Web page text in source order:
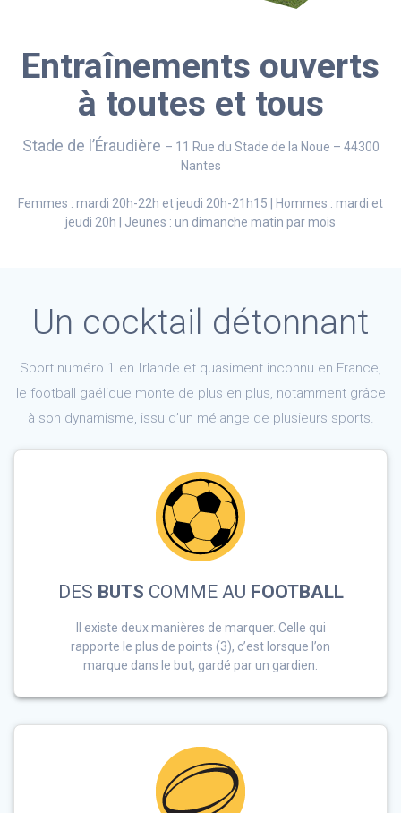
Entraînements ouverts
à toutes et tous
Stade de l’Éraudière – 11 Rue du Stade de la Noue – 44300
Nantes
Femmes : mardi 20h-22h et jeudi 20h-21h15 | Hommes : mardi et
jeudi 20h | Jeunes : un dimanche matin par mois
Un cocktail détonnant
Sport numéro 1 en Irlande et quasiment inconnu en France,
le football gaélique monte de plus en plus, notamment grâce
à son dynamisme, issu d’un mélange de plusieurs sports.
DES BUTS COMME AU FOOTBALL
Il existe deux manières de marquer. Celle qui
rapporte le plus de points (3), c’est lorsque l’on
marque dans le but, gardé par un gardien.